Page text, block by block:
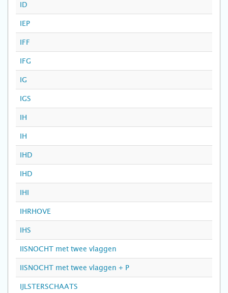
ID
IEP
IFF
IFG
IG
IGS
IH
IH
IHD
IHD
IHI
IHRHOVE
IHS
IISNOCHT met twee vlaggen
IISNOCHT met twee vlaggen + P
IJLSTERSCHAATS